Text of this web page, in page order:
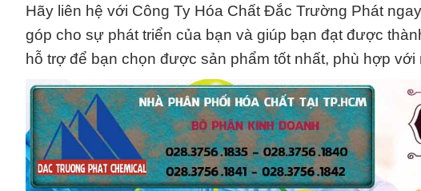
Hãy liên hệ với Công Ty Hóa Chất Đắc Trường Phát
góp cho sự phát triển của bạn và giúp bạn đạt được
hỗ trợ để bạn chọn được sản phẩm tốt nhất, phù hợp